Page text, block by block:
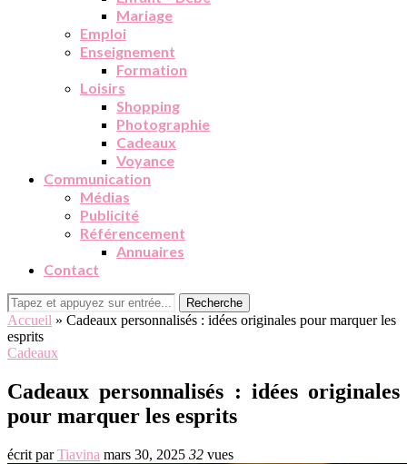
Mariage
Emploi
Enseignement
Formation
Loisirs
Shopping
Photographie
Cadeaux
Voyance
Communication
Médias
Publicité
Référencement
Annuaires
Contact
Recherche
Accueil » Cadeaux personnalisés : idées originales pour marquer les
esprits
Cadeaux
Cadeaux personnalisés : idées originales
pour marquer les esprits
écrit parTiavina mars 30, 2025 32 vues